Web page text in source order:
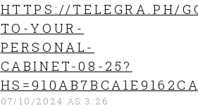
HTTPS://TELEGRA.PH/
TO-YOUR-
PERSONAL-
CABINET-08-25?
07/10/2024 ÁS 3:26